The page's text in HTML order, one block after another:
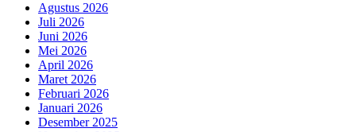
Agustus 2026
Juli 2026
Juni 2026
Mei 2026
April 2026
Maret 2026
Februari 2026
Januari 2026
Desember 2025